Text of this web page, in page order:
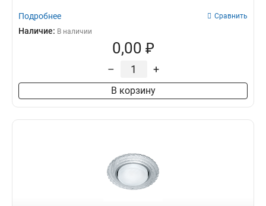
Подробнее Сравнить
Наличие: В наличии
0,00 ₽
– +
В корзину